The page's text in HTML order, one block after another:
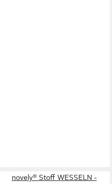
novely® Stoff WESSELN -